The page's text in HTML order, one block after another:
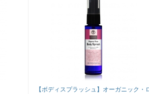
【ボディスプラッシュ】オーガニック・